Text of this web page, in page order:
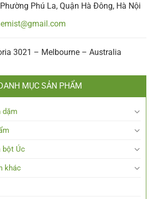
Phú La, Quận Hà Đông, Hà Nội
3021 – Melbourne – Australia
MỤC SẢN PHẨM
dặm
bột Úc
khác